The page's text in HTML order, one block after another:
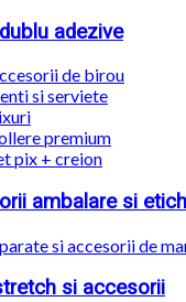
adezive
de birou
si serviete
premium
pix + creion
ambalare si
si accesorii de
si accesorii